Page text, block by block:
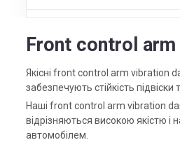
Front control arm
Якісні front control arm vibration
забезпечують стійкість
Наші front control arm vibration
відрізняються високою якістю
автомобілем.